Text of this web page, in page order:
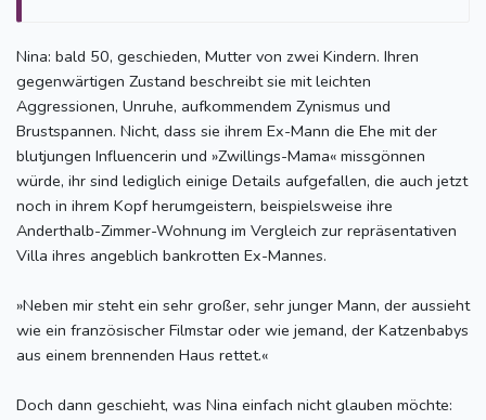
Nina: bald 50, geschieden, Mutter von zwei Kindern. Ihren
gegenwärtigen Zustand beschreibt sie mit leichten
Aggressionen, Unruhe, aufkommendem Zynismus und
Brustspannen. Nicht, dass sie ihrem Ex-Mann die Ehe mit der
blutjungen Influencerin und »Zwillings-Mama« missgönnen
würde, ihr sind lediglich einige Details aufgefallen, die auch jetzt
noch in ihrem Kopf herumgeistern, beispielsweise ihre
Anderthalb-Zimmer-Wohnung im Vergleich zur repräsentativen
Villa ihres angeblich bankrotten Ex-Mannes.
»Neben mir steht ein sehr großer, sehr junger Mann, der aussieht
wie ein französischer Filmstar oder wie jemand, der Katzenbabys
aus einem brennenden Haus rettet.«
Doch dann geschieht, was Nina einfach nicht glauben möchte: